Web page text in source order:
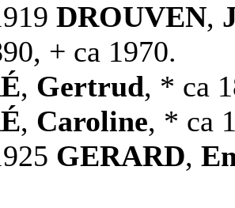
DROUVEN,
+ ca 1970.
, Gertrud, * ca
, Caroline, * ca
GERARD,